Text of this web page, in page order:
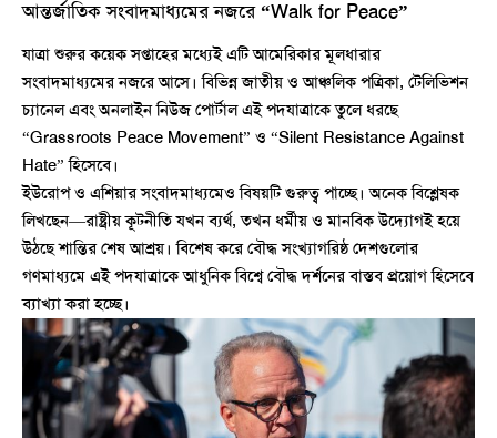
আন্তর্জাতিক সংবাদমাধ্যমের নজরে “Walk for Peace”
যাত্রা শুরুর কয়েক সপ্তাহের মধ্যেই এটি আমেরিকার মূলধারার
সংবাদমাধ্যমের নজরে আসে। বিভিন্ন জাতীয় ও আঞ্চলিক পত্রিকা, টেলিভিশন
চ্যানেল এবং অনলাইন নিউজ পোর্টাল এই পদযাত্রাকে তুলে ধরছে
“Grassroots Peace Movement” ও “Silent Resistance Against
Hate” হিসেবে।
ইউরোপ ও এশিয়ার সংবাদমাধ্যমেও বিষয়টি গুরুত্ব পাচ্ছে। অনেক বিশ্লেষক
লিখছেন—রাষ্ট্রীয় কূটনীতি যখন ব্যর্থ, তখন ধর্মীয় ও মানবিক উদ্যোগই হয়ে
উঠছে শান্তির শেষ আশ্রয়। বিশেষ করে বৌদ্ধ সংখ্যাগরিষ্ঠ দেশগুলোর
গণমাধ্যমে এই পদযাত্রাকে আধুনিক বিশ্বে বৌদ্ধ দর্শনের বাস্তব প্রয়োগ হিসেবে
ব্যাখ্যা করা হচ্ছে।